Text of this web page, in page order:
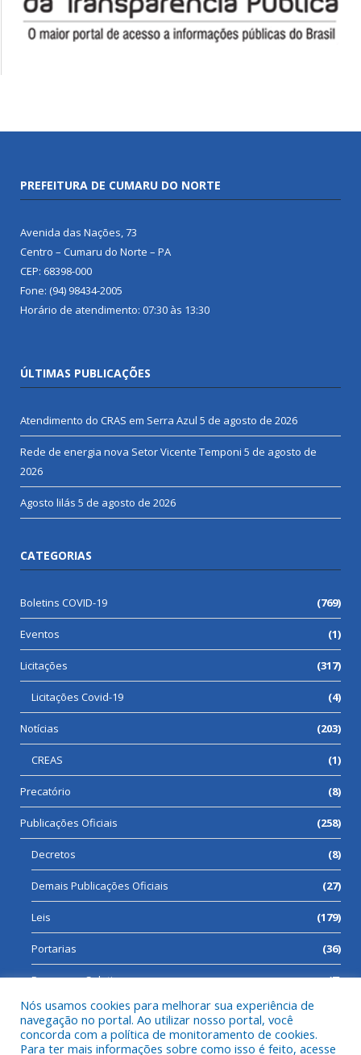
PREFEITURA DE CUMARU DO NORTE
Avenida das Nações, 73
Centro – Cumaru do Norte – PA
CEP: 68398-000
Fone: (94) 98434-2005
Horário de atendimento: 07:30 às 13:30
ÚLTIMAS PUBLICAÇÕES
Atendimento do CRAS em Serra Azul 5 de agosto de 2026
Rede de energia nova Setor Vicente Temponi 5 de agosto de
2026
Agosto lilás 5 de agosto de 2026
CATEGORIAS
Boletins COVID-19 (769)
Eventos (1)
Licitações (317)
Licitações Covid-19 (4)
Notícias (203)
CREAS (1)
Precatório (8)
Publicações Oficiais (258)
Decretos (8)
Demais Publicações Oficiais (27)
Leis (179)
Portarias (36)
Processos Seletivos (7)
Nós usamos cookies para melhorar sua experiência de
navegação no portal. Ao utilizar nosso portal, você
concorda com a política de monitoramento de cookies.
Para ter mais informações sobre como isso é feito, acesse